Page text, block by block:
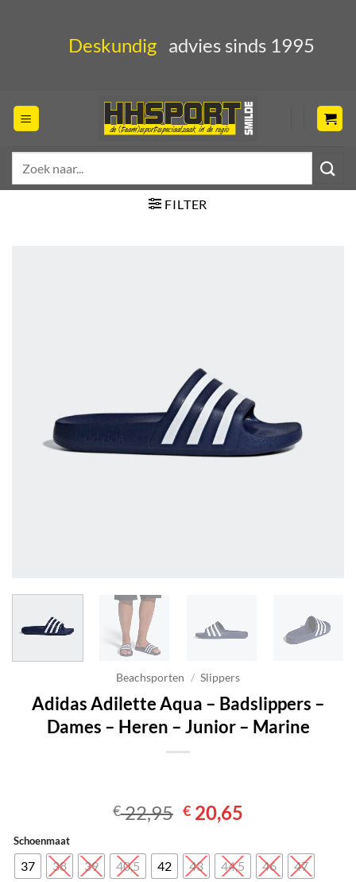
Deskundig advies sinds 1995
FILTER
Beachsporten / Slippers
Adidas Adilette Aqua – Badslippers –
Dames – Heren – Junior – Marine
€22,95 Oorspronkelijke
prijs
was:
€ 22,95.
€ 20,65
is:
€ 20,65.
Schoenmaat
37 38 39 40,5 42 43 44,5 46 47